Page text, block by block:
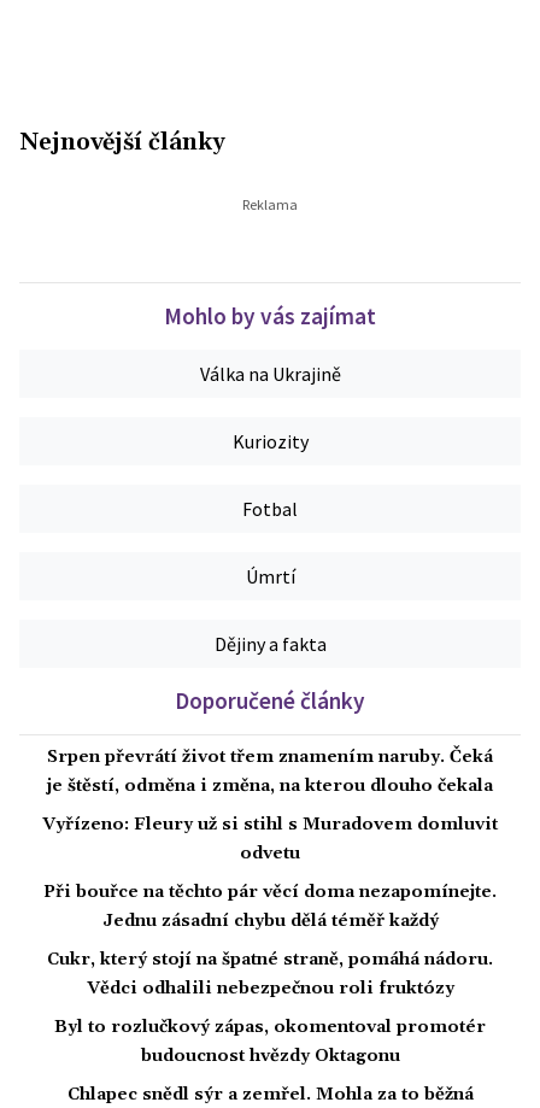
Nejnovější články
Mohlo by vás zajímat
Válka na Ukrajině
Kuriozity
Fotbal
Úmrtí
Dějiny a fakta
Doporučené články
Srpen převrátí život třem znamením naruby. Čeká
je štěstí, odměna i změna, na kterou dlouho čekala
Vyřízeno: Fleury už si stihl s Muradovem domluvit
odvetu
Při bouřce na těchto pár věcí doma nezapomínejte.
Jednu zásadní chybu dělá téměř každý
Cukr, který stojí na špatné straně, pomáhá nádoru.
Vědci odhalili nebezpečnou roli fruktózy
Byl to rozlučkový zápas, okomentoval promotér
budoucnost hvězdy Oktagonu
Chlapec snědl sýr a zemřel. Mohla za to běžná